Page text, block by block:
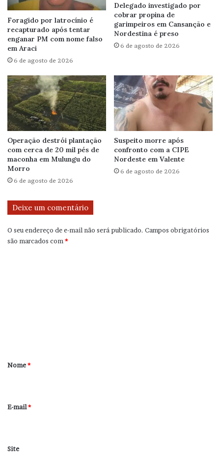
Foragido por latrocínio é
recapturado após tentar
enganar PM com nome falso
em Araci
6 de agosto de 2026
Delegado investigado por
cobrar propina de
garimpeiros em Cansanção e
Nordestina é preso
6 de agosto de 2026
Operação destrói plantação
com cerca de 20 mil pés de
maconha em Mulungu do
Morro
6 de agosto de 2026
Suspeito morre após
confronto com a CIPE
Nordeste em Valente
6 de agosto de 2026
Deixe um comentário
O seu endereço de e-mail não será publicado. Campos obrigatórios
são marcados com *
r
*
Nome*
E-mail*
Site